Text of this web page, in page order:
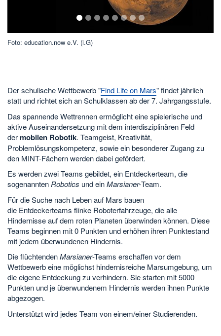
Foto: education.now e.V. (i.G)
1 2 3 4 5 6 7 8
Der schulische Wettbewerb "Find Life on Mars" findet jährlich
statt und richtet sich an Schulklassen ab der 7. Jahrgangsstufe.
Das spannende Wettrennen ermöglicht eine spielerische und
aktive Auseinandersetzung mit dem interdisziplinären Feld
dermobilen Robotik. Teamgeist, Kreativität,
Problemlösungskompetenz, sowie ein besonderer Zugang zu
den MINT-Fächern werden dabei gefördert.
Es werden zwei Teams gebildet, ein Entdeckerteam, die
sogenanntenRobotics und einMarsianer-Team.
Für die Suche nach Leben auf Mars bauen
die Entdeckerteams flinke Roboterfahrzeuge, die alle
Hindernisse auf dem roten Planeten überwinden können. Diese
Teams beginnen mit 0 Punkten und erhöhen ihren Punktestand
mit jedem überwundenen Hindernis.
Die flüchtendenMarsianer-Teams erschaffen vor dem
Wettbewerb eine möglichst hindernisreiche Marsumgebung, um
die eigene Entdeckung zu verhindern. Sie starten mit 5000
Punkten und je überwundenem Hindernis werden ihnen Punkte
abgezogen.
Unterstützt wird jedes Team von einem/einer Studierenden.